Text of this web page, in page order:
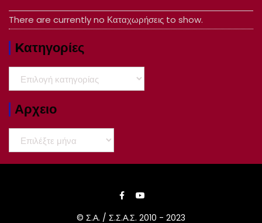
There are currently no Καταχωρήσεις to show.
Kατηγορίες
Αρχειο
© Σ.Α. / Σ.Σ.Α.Σ. 2010 - 2023